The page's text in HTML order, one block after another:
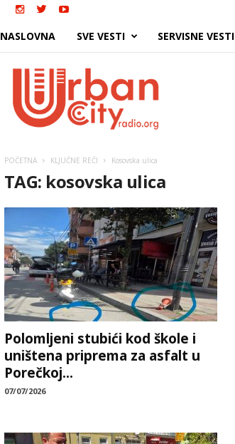
NASLOVNA SVE VESTI SERVISNE VESTI
POČETNA KLJUČNE REČI Kosovska ulica
TAG: kosovska ulica
Polomljeni stubići kod škole i
uništena priprema za asfalt u
Porečkoj...
07/07/2026